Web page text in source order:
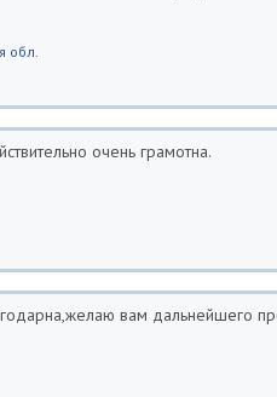
обл.
очень грамотна.
вам дальнейшего